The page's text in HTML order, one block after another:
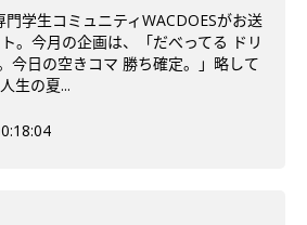
門学生コミュニティWACDOESがお送
。今月の企画は、「だべってる ドリ
今日の空きコマ 勝ち確定。」略して
生の夏...